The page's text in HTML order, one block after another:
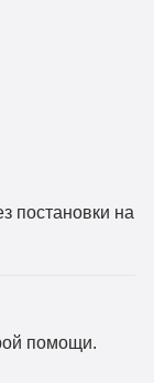
постановки на
помощи.